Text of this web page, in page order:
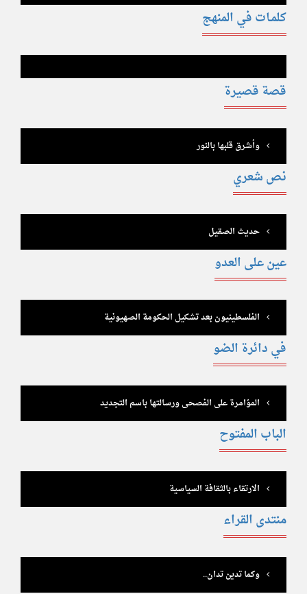
كلمـات في المنهج
قصة قصيرة
وأشرق قلبها بالنور
نص شعري
حديث الصقيل
عين على العدو
الفلسطينيون بعد تشكيل الحكومة الصهيونية
في دائرة الضو
المؤامرة على الفصحى ورسالتها باسم التجديد
الباب المفتوح
الارتقاء بالثقافة السياسية
منتدى القراء
وكما تدين تدان..